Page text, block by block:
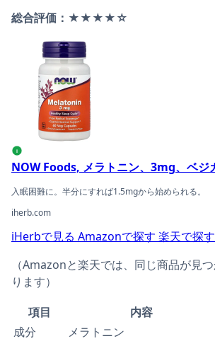
総合評価：★★★★☆
NOW Foods, メラトニン、3mg、ベジ
i
NOW Foods, メラトニン、3mg、ベジ
入眠困難に。半分にすれば1.5mgから始められる。
iherb.com
iHerbで見る Amazonで探す 楽天で探す
（Amazonと楽天では、同じ商品が見
ります）
項目
内容
成分
メラトニン